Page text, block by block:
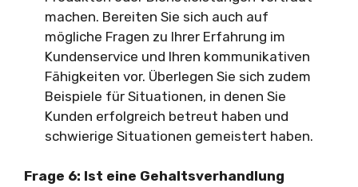
machen. Bereiten Sie sich auch auf
mögliche Fragen zu Ihrer Erfahrung im
Kundenservice und Ihren kommunikativen
Fähigkeiten vor. Überlegen Sie sich zudem
Beispiele für Situationen, in denen Sie
Kunden erfolgreich betreut haben und
schwierige Situationen gemeistert haben.
Frage 6: Ist eine Gehaltsverhandlung